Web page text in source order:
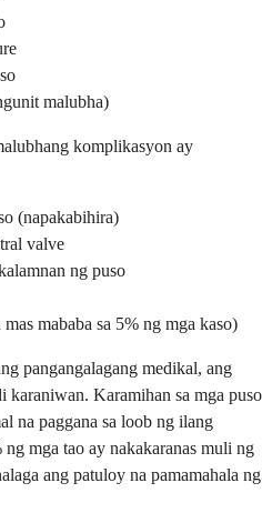
malubha)
komplikasyon ay
(napakabihira)
valve
ng puso
mababa sa 5% ng mga kaso)
pangangalagang medikal, ang
Karamihan sa mga puso
na paggana sa loob ng ilang
mga tao ay nakakaranas muli ng
ang patuloy na pamamahala ng